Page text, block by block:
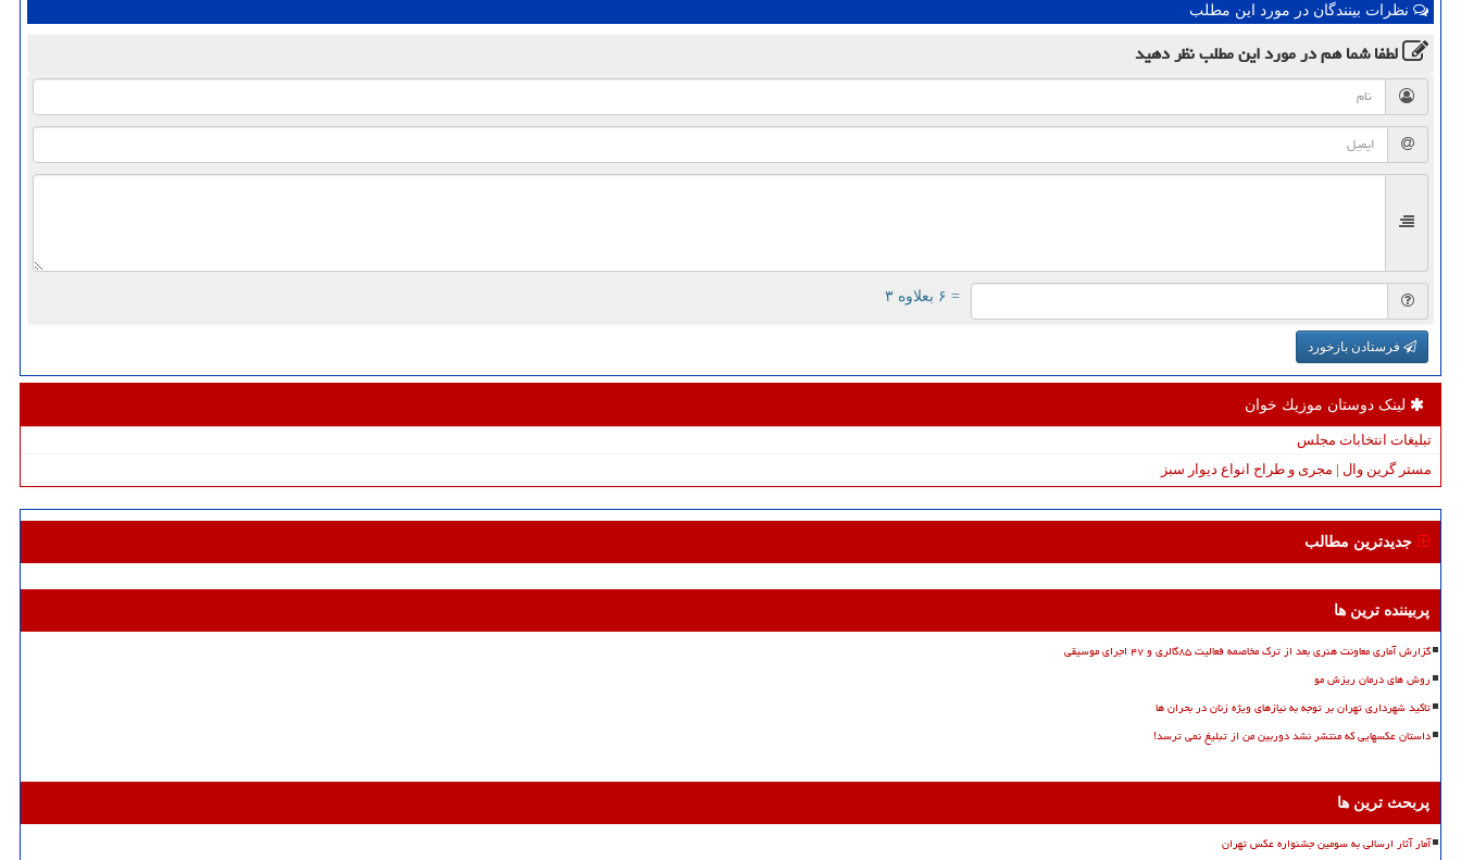
نظرات بینندگان در مورد این مطلب
لطفا شما همدر مورد این مطلبنظر دهید
= ۶ بعلاوه ۳
فرستادن بازخورد
لینک دوستان موزیك خوان
تبلیغات انتخابات مجلس
مستر گرین وال | مجری و طراح انواع دیوار سبز
جدیدترین مطالب
پربیننده ترین ها
گزارش آماری معاونت هنری بعد از ترک مخاصمه فعالیت ۸۵گالری و ۴۷ اجرای موسیقی
روش های درمان ریزش مو
تاکید شهرداری تهران بر توجه به نیازهای ویژه زنان در بحران ها
داستان عکسهایی که منتشر نشد دوربین من از تبلیغ نمی ترسد!
پربحث ترین ها
آمار آثار ارسالی به سومین جشنواره عکس تهران